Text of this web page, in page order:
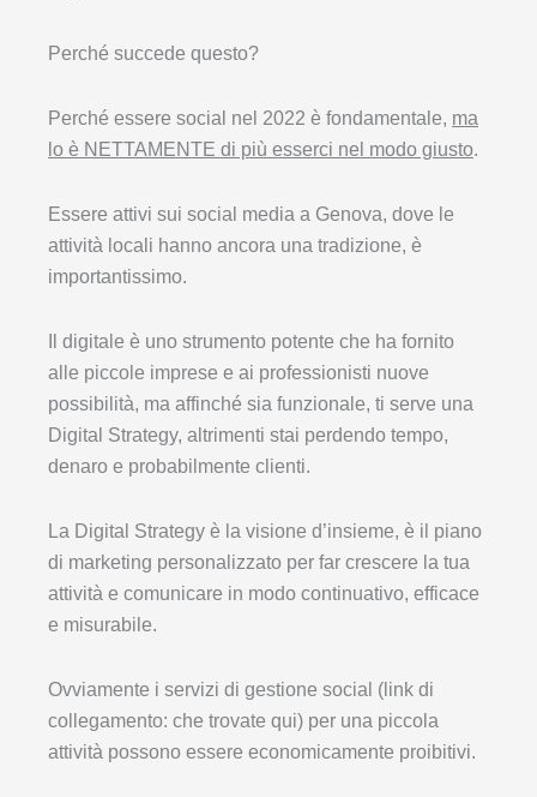
Perché succede questo?
Perché essere social nel 2022 è fondamentale, ma
lo è NETTAMENTE di più esserci nel modo giusto.
Essere attivi sui social media a Genova, dove le
attività locali hanno ancora una tradizione, è
importantissimo.
Il digitale è uno strumento potente che ha fornito
alle piccole imprese e ai professionisti nuove
possibilità, ma affinché sia funzionale, ti serve una
Digital Strategy, altrimenti stai perdendo tempo,
denaro e probabilmente clienti.
La Digital Strategy è la visione d’insieme, è il piano
di marketing personalizzato per far crescere la tua
attività e comunicare in modo continuativo, efficace
e misurabile.
Ovviamente i servizi di gestione social (link di
collegamento: che trovate qui) per una piccola
attività possono essere economicamente proibitivi.